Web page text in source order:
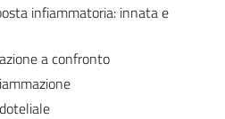
infiammatoria: innata e
a confronto